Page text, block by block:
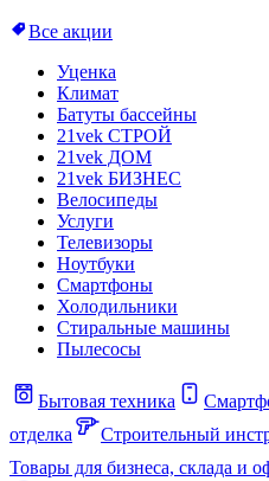
Все акции
Уценка
Климат
Батуты бассейны
21vek СТРОЙ
21vek ДОМ
21vek БИЗНЕС
Велосипеды
Услуги
Телевизоры
Ноутбуки
Смартфоны
Холодильники
Стиральные машины
Пылесосы
Бытовая техника
отделка
Строительный
Товары для бизнеса, склада и